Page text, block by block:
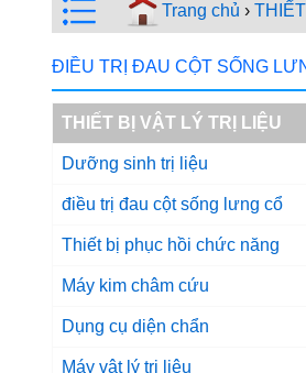
Trang chủ ›
ĐIỀU TRỊ ĐAU CỘT SỐNG
THIẾT BỊ VẬT LÝ TRỊ LIỆU
Dưỡng sinh trị liệu
điều trị đau cột sống lưng cổ
Thiết bị phục hồi chức năng
Máy kim châm cứu
Dụng cụ diện chẩn
Máy vật lý trị liệu